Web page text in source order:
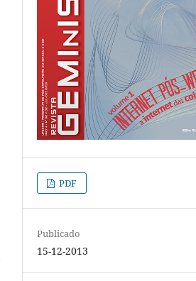
PDF
Publicado
15-12-2013